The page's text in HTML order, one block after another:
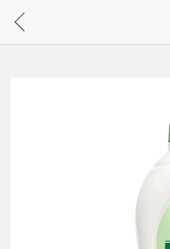
请通过微信或支付宝搜“